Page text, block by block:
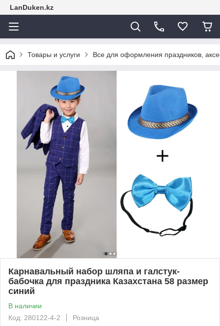
LanDuken.kz
Товары и услуги Все для оформления праздников,
Карнавальный набор шляпа и галстук-
бабочка для праздника Казахстана 58 размер
синий
В наличии
Код: 280122-4-2
Розница